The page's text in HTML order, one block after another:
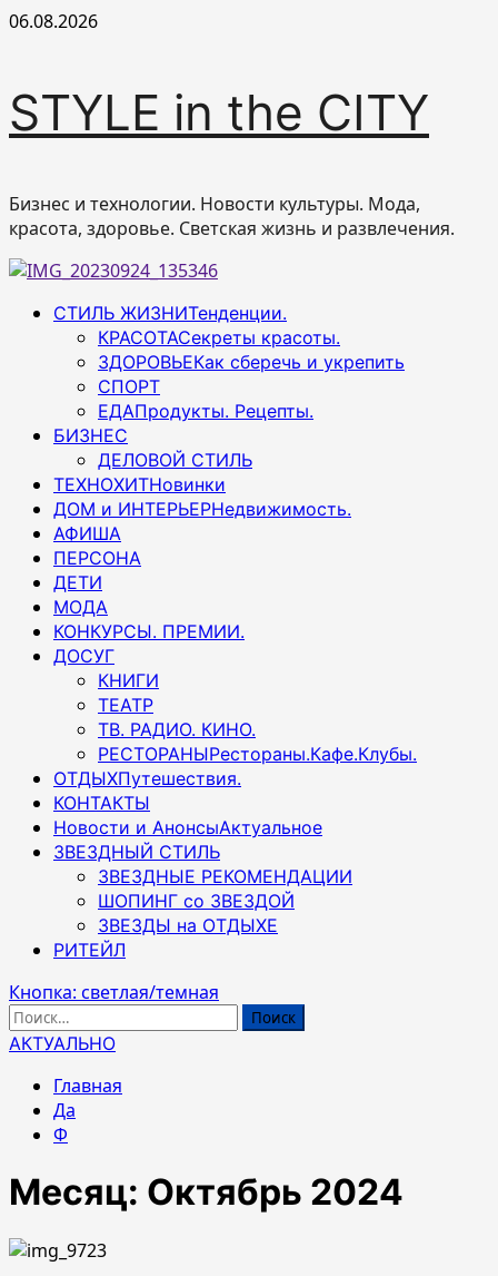
Перейти
06.08.2026
STYLE in the CITY
Бизнес и технологии. Новости культуры. Мода,
красота, здоровье. Светская жизнь и развлечения.
Основное
СТИЛЬ ЖИЗНИТенденции.
КРАСОТАСекреты красоты.
ЗДОРОВЬЕКак сберечь и укрепить
СПОРТ
ЕДАПродукты. Рецепты.
БИЗНЕС
ДЕЛОВОЙ СТИЛЬ
ТЕХНОХИТНовинки
ДОМ и ИНТЕРЬЕРНедвижимость.
АФИША
ПЕРСОНА
ДЕТИ
МОДА
КОНКУРСЫ. ПРЕМИИ.
ДОСУГ
КНИГИ
ТЕАТР
ТВ. РАДИО. КИНО.
РЕСТОРАНЫРестораны.Кафе.Клубы.
ОТДЫХПутешествия.
КОНТАКТЫ
Новости и АнонсыАктуальное
ЗВЕЗДНЫЙ СТИЛЬ
ЗВЕЗДНЫЕ РЕКОМЕНДАЦИИ
ШОПИНГ со ЗВЕЗДОЙ
ЗВЕЗДЫ на ОТДЫХЕ
РИТЕЙЛ
Кнопка: светлая/темная
Найти:
АКТУАЛЬНО
Главная
Да
Ф
Месяц: Октябрь 2024